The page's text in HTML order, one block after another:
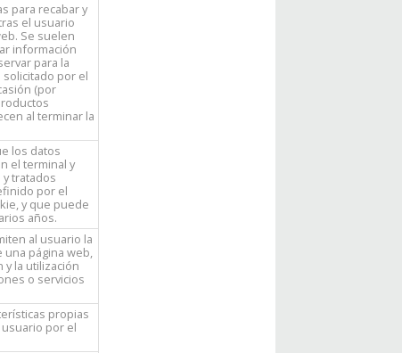
para recabar y
el usuario
Se suelen
información
para la
por el
(por
al terminar la
los datos
el terminal y
tratados
por el
y que puede
años.
al usuario la
una página web,
y la utilización
o servicios
propias
por el